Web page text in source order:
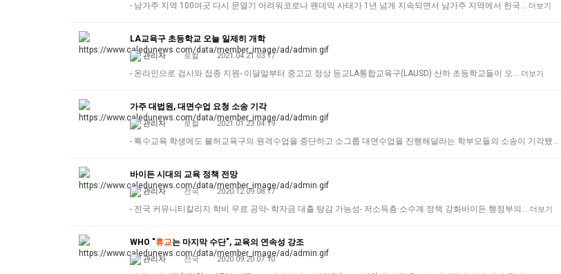
- 남가주 지역 100여곳 다시 문열기 어려워코로나 팬데믹 사태가 1년 넘게 지속되면서 남가주 지역에서 한국… 더보기
LA교육구 초등학교 오늘 일제히 개학
관리자 로컬 2021.04.21 03:17
- 온라인으로 검사와 접종 지원- 이달말부터 중고교 정상 등교LA통합교육구(LAUSD) 산하 초등학교들이 오… 더보기
가주 대법원, 대면수업 요청 소송 기각
관리자 로컬 2021.01.23 04:19
- 특수교육 학생에도 불허교육구의 원격수업을 중단하고 소그룹 대면수업을 진행해달라는 학부모들의 소송이 기각됐…
바이든 시대의 교육 정책 전망
관리자 전국 2020.12.09 08:17
- 전국 커뮤니티칼리지 학비 무료 공약- 학자금 대출 탕감 가능성- 저소득층·소수계 정책 강화바이든 행정부의… 더보기
WHO "휴교는 마지막 수단", 교육의 연속성 강조
관리자 전국 2020.09.20 07:10